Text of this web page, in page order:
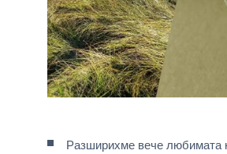
Разширихме вече любимата